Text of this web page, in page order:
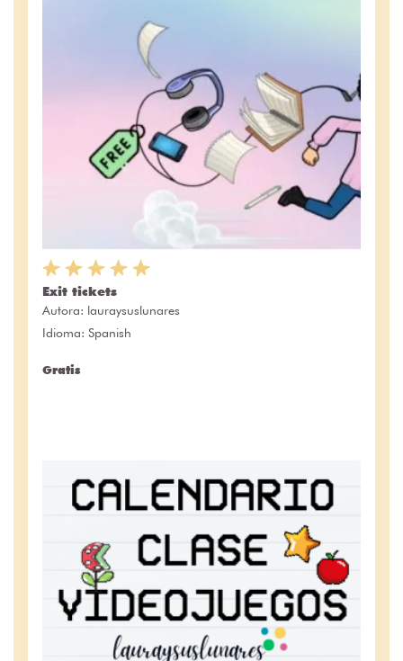
Exit tickets
Autora: lauraysuslunares
Idioma: Spanish
Gratis